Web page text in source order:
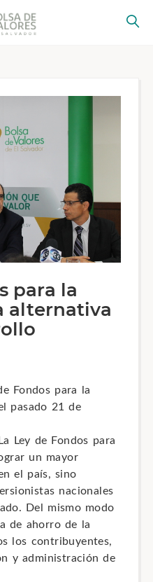
para la
alternativa
Fondos para la
pasado 21 de
Ley de Fondos para
un mayor
el país, sino
nacionales
Del mismo modo
de ahorro de la
los contribuyentes,
y administración de